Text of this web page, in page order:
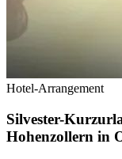
Hotel-Arrangement
Silvester-
Hohenzollern in